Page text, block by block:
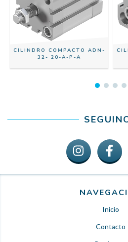
CILINDRO COMPACTO ADN-
32- 20-A-P-A
Inicio
Contacto